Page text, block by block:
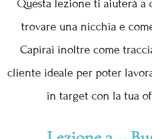
Questa lezione ti aiuterà a
trovare una nicchia e
Capirai inoltre come
cliente ideale per poter
in target con la tua